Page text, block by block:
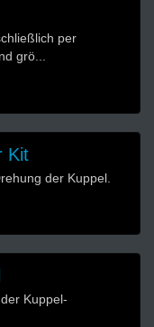
per
grö...
Kit
der Kuppel.
Kuppel-